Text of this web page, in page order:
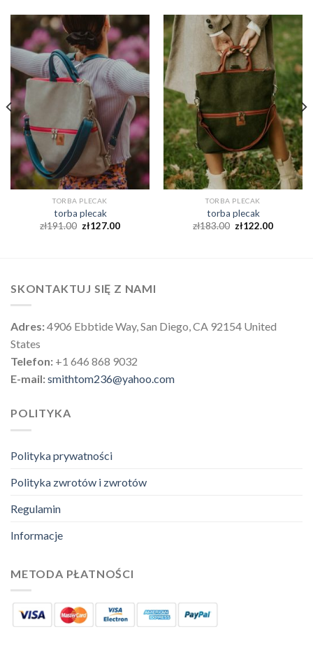
TORBA PLECAK
torba plecak
zł191.00 zł127.00
TORBA PLECAK
torba plecak
zł183.00 zł122.00
SKONTAKTUJ SIĘ Z NAMI
Adres:4906 Ebbtide Way, San Diego, CA 92154 United
States
Telefon: +1 646 868 9032
E-mail:smithtom236@yahoo.com
POLITYKA
Polityka prywatności
Polityka zwrotów i zwrotów
Regulamin
Informacje
METODA PŁATNOŚCI